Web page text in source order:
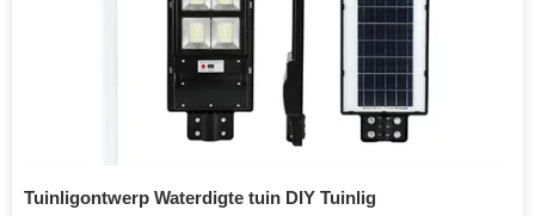
Tuinligontwerp Waterdigte tuin DIY Tuinlig